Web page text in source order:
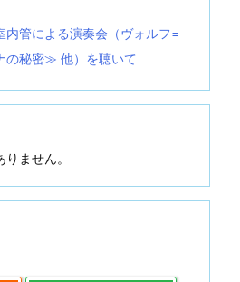
内管による演奏会（ヴォルフ=
の秘密≫ 他）を聴いて
ません。